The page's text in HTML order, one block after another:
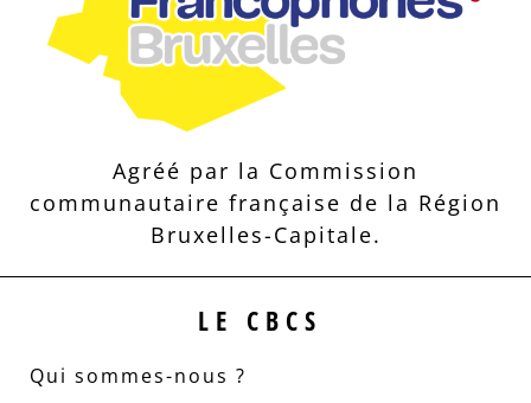
Agréé par la Commission
communautaire française de la Région
Bruxelles-Capitale.
LE CBCS
Qui sommes-nous ?